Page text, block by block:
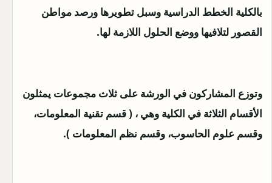
بالكلية الخطط الدراسية وسبل تطويرها ورصد مواطن
القصور لتلافيها ووضع الحلول اللازمة لها.
وتوزع المشاركون في الورشة على ثلاث مجموعات يمثلون
الأقسام الثلاثة في الكلية وهي ، ( قسم تقنية المعلومات،
وقسم علوم الحاسوب، وقسم نظم المعلومات ).